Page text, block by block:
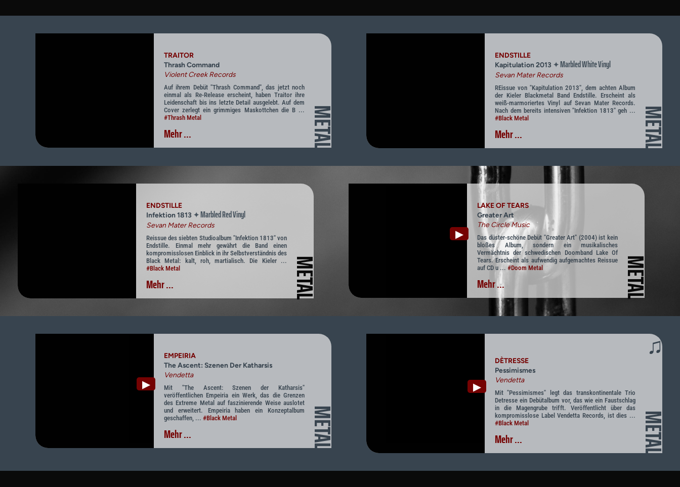
METAL
TRAITOR
Thrash Command
Violent Creek Records
Auf ihrem Debüt "Thrash Command", das jetzt noch
einmal als Re-Release erscheint, haben Traitor ihre
Leidenschaft bis ins letzte Detail ausgelebt. Auf dem
Cover zerlegt ein grimmiges Maskottchen die B ...
#Thrash Metal
Mehr ... METAL
ENDSTILLE
Kapitulation 2013 ✦Marbled White Vinyl
Sevan Mater Records
REissue von "Kapitulation 2013", dem achten Album
der Kieler Blackmetal Band Endstille. Erscheint als
weiß-marmoriertes Vinyl auf Sevan Mater Records.
Nach dem bereits intensiven "Infektion 1813" geh ...
#Black Metal
Mehr ...
METAL
ENDSTILLE
Infektion 1813 ✦Marbled Red Vinyl
Sevan Mater Records
Reissue des siebten Studioalbum "Infektion 1813" von
Endstille. Einmal mehr gewährt die Band einen
kompromisslosen Einblick in ihr Selbstverständnis des
Black Metal: kalt, roh, martialisch. Die Kieler ...
#Black Metal
Mehr ...
▶
METAL
LAKE OF TEARS
Greater Art
The Circle Music
Das düster-schöne Debüt "Greater Art" (2004) ist kein
bloßes Album, sondern ein musikalisches
Vermächtnis der schwedischen Doomband Lake Of
Tears. Erscheint als aufwendig aufgemachtes Reissue
auf CD u ... #Doom Metal
Mehr ...
▶
METAL
EMPEIRIA
The Ascent: Szenen Der Katharsis
Vendetta
Mit "The Ascent: Szenen der Katharsis"
veröffentlichen Empeiria ein Werk, das die Grenzen
des Extreme Metal auf faszinierende Weise auslotet
und erweitert. Empeiria haben ein Konzeptalbum
geschaffen, ... #Black Metal
Mehr ...
▶
♫
METAL
DÈTRESSE
Pessimismes
Vendetta
Mit "Pessimismes" legt das transkontinentale Trio
Detresse ein Debütalbum vor, das wie ein Faustschlag
in die Magengrube trifft. Veröffentlicht über das
kompromisslose Label Vendetta Records, ist dies ...
#Black Metal
Mehr ...